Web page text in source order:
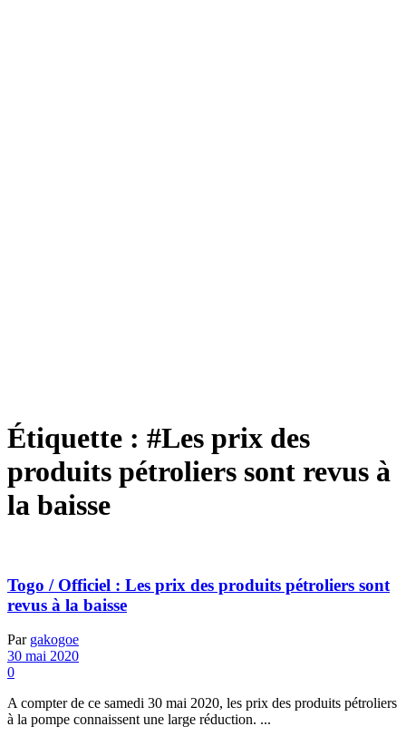
Étiquette : #Les prix des
produits pétroliers sont revus à
la baisse
Togo / Officiel : Les prix des produits pétroliers sont
revus à la baisse
Par gakogoe
30 mai 2020
0
A compter de ce samedi 30 mai 2020, les prix des produits pétroliers
à la pompe connaissent une large réduction. ...